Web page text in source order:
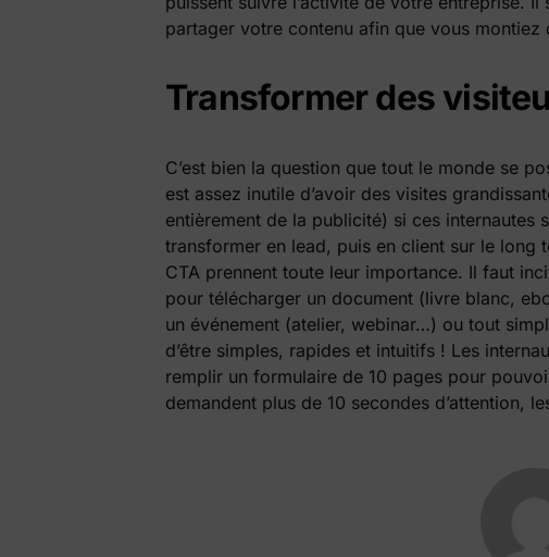
partager votre contenu afin que vous montiez
Transformer des
C’est bien la question que tout le monde se
est assez inutile d’avoir des visites
entièrement de la publicité) si ces internautes
transformer en lead, puis en client sur le long
CTA prennent toute leur importance. Il faut
pour télécharger un document (livre blanc,
un événement (atelier, webinar…) ou tout
d’être simples, rapides et intuitifs ! Les
remplir un formulaire de 10 pages pour
demandent plus de 10 secondes d’attention,